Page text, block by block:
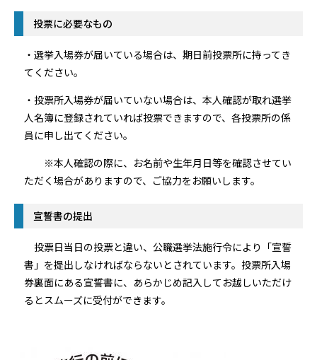
投票に必要なもの
・選挙入場券が届いている場合は、期日前投票所に持ってき
てください。
・投票所入場券が届いていない場合は、本人確認が取れ選挙
人名簿に登録されていれば投票できますので、各投票所の係
員に申し出てください。
※本人確認の際に、お名前や生年月日等を確認させてい
ただく場合がありますので、ご協力をお願いします。
宣誓書の提出
投票日当日の投票と違い、公職選挙法施行令により「宣誓
書」を提出しなければならないとされています。投票所入場
券裏面にある宣誓書に、あらかじめ記入してお越しいただけ
るとスムーズに受付ができます。